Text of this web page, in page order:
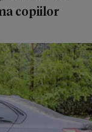
copiilor